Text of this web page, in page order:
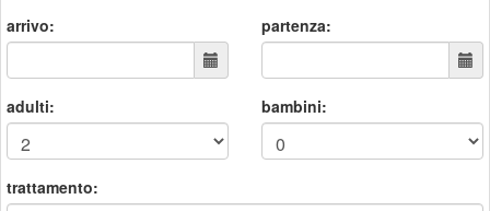
arrivo: partenza:
adulti: bambini:
trattamento: